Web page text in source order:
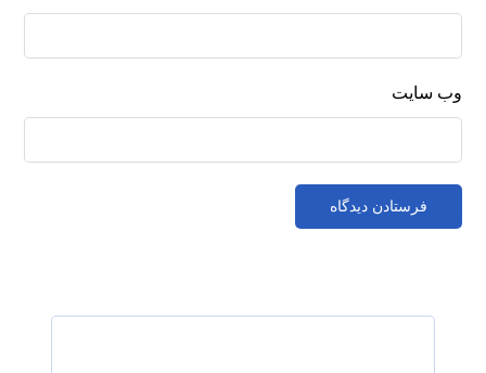
وب‌ سایت